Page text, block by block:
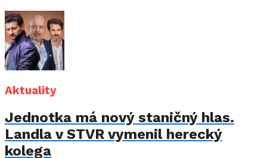
Aktuality
Jednotka má nový staničný hlas.
Landla v STVR vymenil herecký
kolega